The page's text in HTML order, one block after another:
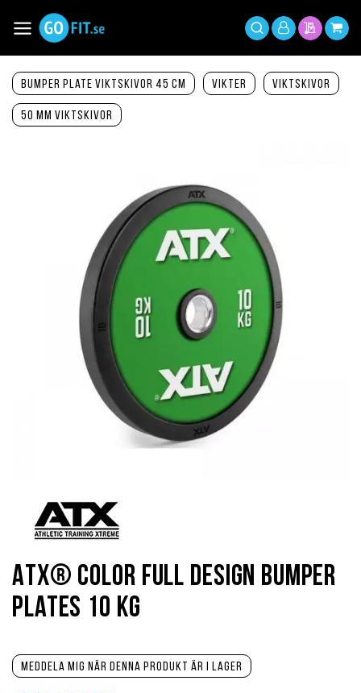
innehållet
Växla
Nav
Sök
Mitt
Min Min
Bumper Plate viktskivor 45 cm Vikter Viktskivor
50 mm viktskivor
Meddela mig när denna produkt är i lager
ATX® Color Full Design Bumper
Plates 10 kg
början
bildgalleriet